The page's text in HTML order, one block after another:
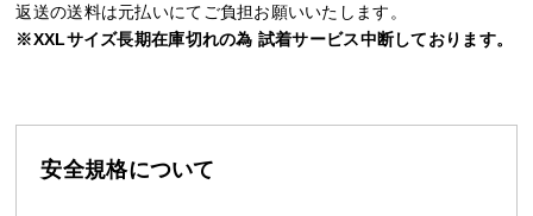
返送の送料は元払いにてご負担お願いいたします。
※XXLサイズ長期在庫切れの為 試着サービス中断しております。
安全規格について